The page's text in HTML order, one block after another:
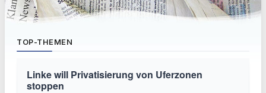
TOP-THEMEN
Linke will Privatisierung von Uferzonen
stoppen